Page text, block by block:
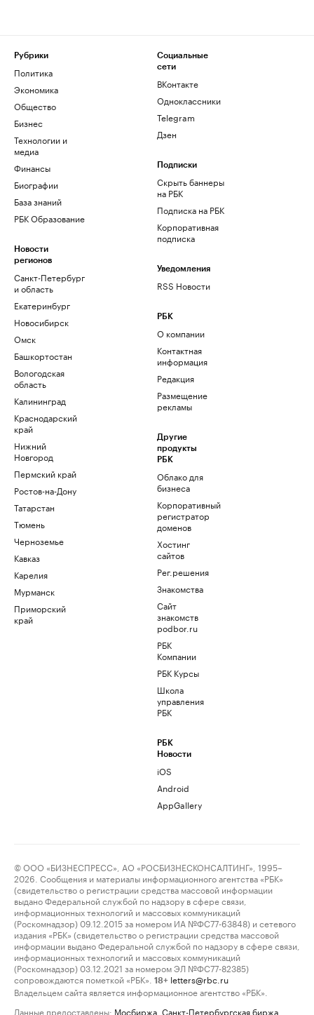
Рубрики
Политика
Экономика
Общество
Бизнес
Технологии и
медиа
Финансы
Биографии
База знаний
РБК Образование
Новости
регионов
Санкт-Петербург
и область
Екатеринбург
Новосибирск
Омск
Башкортостан
Вологодская
область
Калининград
Краснодарский
край
Нижний
Новгород
Пермский край
Ростов-на-Дону
Татарстан
Тюмень
Черноземье
Кавказ
Карелия
Мурманск
Приморский
край
Социальные
сети
ВКонтакте
Одноклассники
Telegram
Дзен
Подписки
Скрыть баннеры
на РБК
Подписка на РБК
Корпоративная
подписка
Уведомления
RSS Новости
РБК
О компании
Контактная
информация
Редакция
Размещение
рекламы
Другие
продукты
РБК
Облако для
бизнеса
Корпоративный
регистратор
доменов
Хостинг
сайтов
Рег.решения
Знакомства
Сайт
знакомств
podbor.ru
РБК
Компании
РБК Курсы
Школа
управления
РБК
РБК
Новости
iOS
Android
AppGallery
© ООО «БИЗНЕСПРЕСС», АО «РОСБИЗНЕСКОНСАЛТИНГ», 1995–
2026. Сообщения и материалы информационного агентства «РБК»
(свидетельство о регистрации средства массовой информации
выдано Федеральной службой по надзору в сфере связи,
информационных технологий и массовых коммуникаций
(Роскомнадзор) 09.12.2015 за номером ИА №ФС77-63848) и сетевого
издания «РБК» (свидетельство о регистрации средства массовой
информации выдано Федеральной службой по надзору в сфере связи,
информационных технологий и массовых коммуникаций
(Роскомнадзор) 03.12.2021 за номером ЭЛ №ФС77-82385)
сопровождаются пометкой «РБК».
18+ letters@rbc.ru
Владельцем сайта является информационное агентство «РБК».
Данные предоставлены: Мосбиржа Санкт-Петербургская биржа